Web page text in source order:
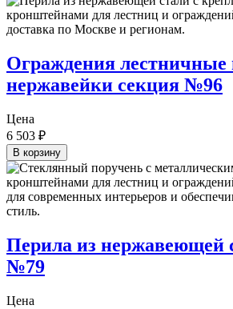
Ограждения лестничные
нержавейки секция №96
Цена
6 503 ₽
В корзину
Перила из нержавеющей
№79
Цена